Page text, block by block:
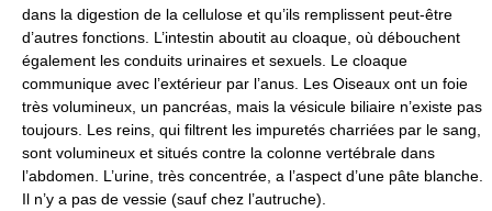
dans la digestion de la cellulose et qu’ils remplissent peut-être
d’autres fonctions. L’intestin aboutit au cloaque, où débouchent
également les conduits urinaires et sexuels. Le cloaque
communique avec l’extérieur par l’anus. Les Oiseaux ont un foie
très volumineux, un pancréas, mais la vésicule biliaire n’existe pas
toujours. Les reins, qui filtrent les impuretés charriées par le sang,
sont volumineux et situés contre la colonne vertébrale dans
l’abdomen. L’urine, très concentrée, a l’aspect d’une pâte blanche.
Il n’y a pas de vessie (sauf chez l’autruche).